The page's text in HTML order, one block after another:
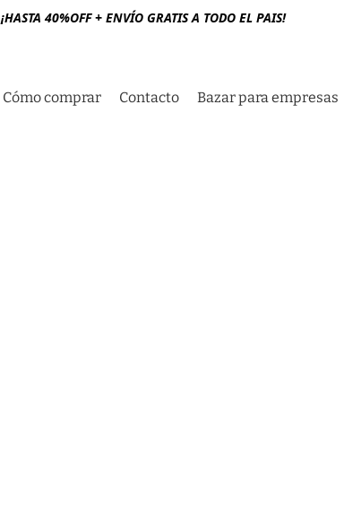
¡HASTA 40%OFF + ENVÍO GRATIS A TODO EL PAIS!
Cómo comprar Contacto Bazar para empresas